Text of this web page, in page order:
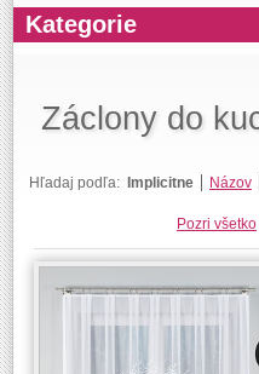
Kategorie
Záclony do
Hľadaj podľa: Implicitne Názov
Pozri všetko